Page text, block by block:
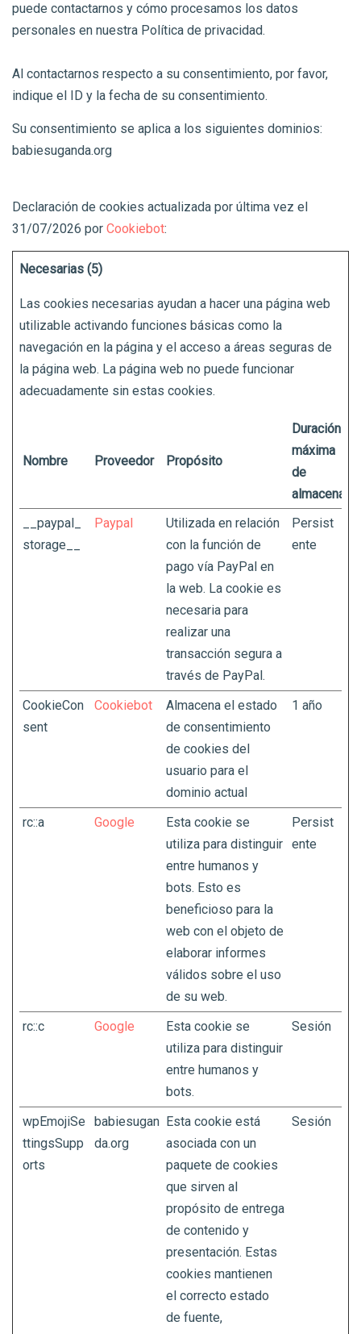
puede contactarnos y cómo procesamos los datos
personales en nuestra Política de privacidad.
Al contactarnos respecto a su consentimiento, por favor,
indique el ID y la fecha de su consentimiento.
Su consentimiento se aplica a los siguientes dominios:
babiesuganda.org
Declaración de cookies actualizada por última vez el
31/07/2026 por Cookiebot:
Necesarias (5)
Las cookies necesarias ayudan a hacer una página web
utilizable activando funciones básicas como la
navegación en la página y el acceso a áreas seguras de
la página web. La página web no puede funcionar
adecuadamente sin estas cookies.
Nombre Proveedor Propósito
Duración
máxima
de
__paypal_
storage__
Paypal
Utilizada en relación
con la función de
pago vía PayPal en
la web. La cookie es
necesaria para
realizar una
transacción segura a
través de PayPal.
Persist
ente
CookieCon
sent
Cookiebot
Almacena el estado
de consentimiento
de cookies del
usuario para el
dominio actual
1 año
rc::a Google
Esta cookie se
utiliza para distinguir
entre humanos y
bots. Esto es
beneficioso para la
web con el objeto de
elaborar informes
válidos sobre el uso
de su web.
Persist
ente
rc::c Google
Esta cookie se
utiliza para distinguir
entre humanos y
bots.
Sesión
wpEmojiSe
ttingsSupp
orts
babiesugan
da.org
Esta cookie está
asociada con un
paquete de cookies
que sirven al
propósito de entrega
de contenido y
presentación. Estas
cookies mantienen
el correcto estado
de fuente,
Sesión